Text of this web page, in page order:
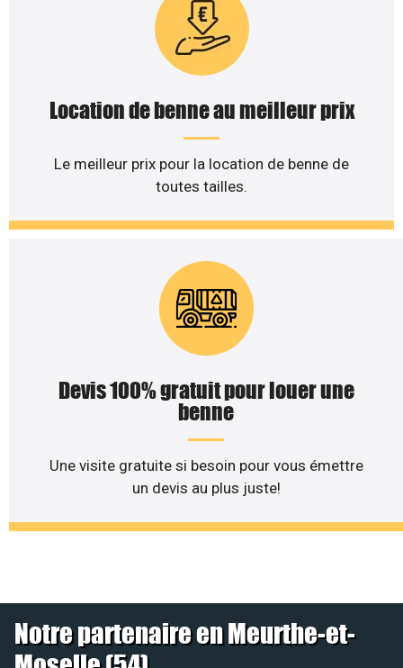
Location de benne au meilleur prix
Le meilleur prix pour la location de benne de
toutes tailles.
Devis 100% gratuit pour louer une
benne
Une visite gratuite si besoin pour vous émettre
un devis au plus juste!
Notre partenaire en Meurthe-et-